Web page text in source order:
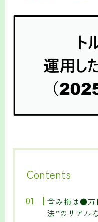
Contents
含み損は●万
法”のリアル